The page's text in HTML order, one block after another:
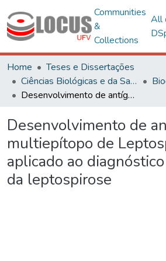
Communities
&
Collections
All
Home
Teses e Dissertações
Ciências Biológicas e da Saúde
Desenvolvimento de antígeno multiepítopo de Leptospira spp. aplicado ao diagnóstico sorológico da leptospirose
Desenvolvimento de
multiepítopo de
aplicado ao
da leptospirose